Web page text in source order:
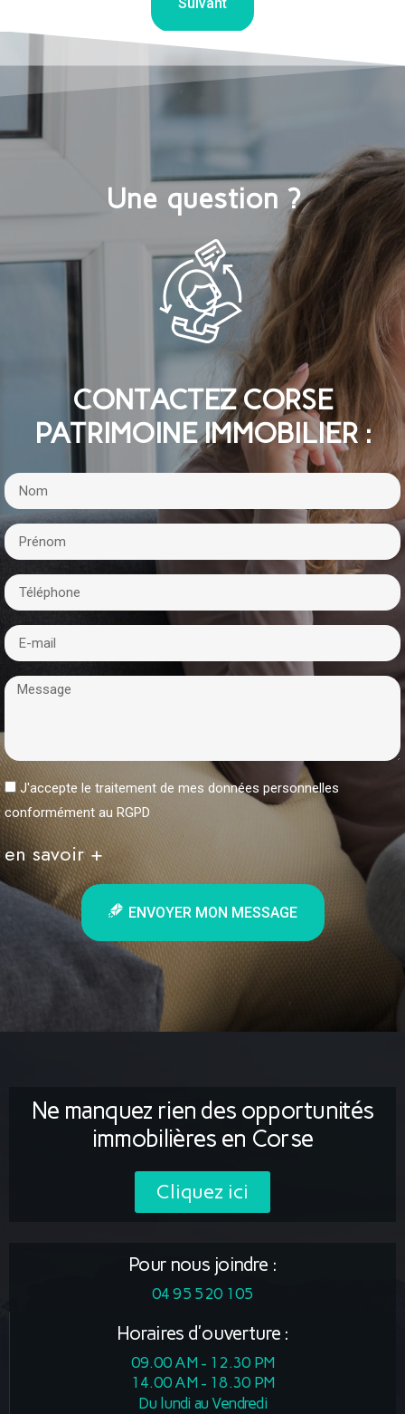
Suivant
Une question ?
CONTACTEZ CORSE
PATRIMOINE IMMOBILIER :
J'accepte le traitement de mes données personnelles
conformément au RGPD
en savoir +
ENVOYER MON MESSAGE
Ne manquez rien des opportunités
immobilières en Corse
Cliquez ici
Pour nous joindre :
04 95 520 105
Horaires d'ouverture :
09.00 AM - 12.30 PM
14.00 AM - 18.30 PM
Du lundi au Vendredi